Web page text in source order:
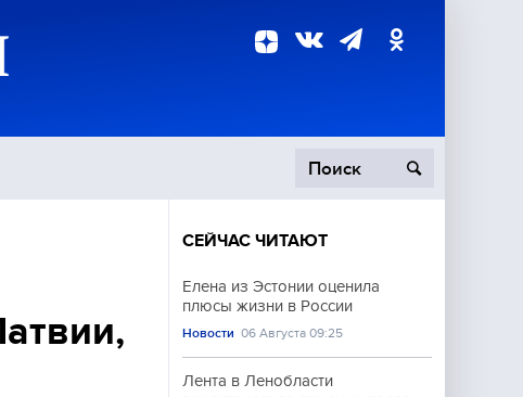
Происшествия
СЕЙЧАС ЧИТАЮТ
Елена из Эстонии оценила
плюсы жизни в России
Новости 06 Августа 09:25
Лента в Ленобласти